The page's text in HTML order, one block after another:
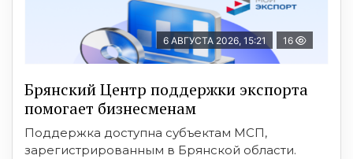
6 АВГУСТА 2026, 15:21 16
Брянский Центр поддержки экспорта
помогает бизнесменам
Поддержка доступна субъектам МСП,
зарегистрированным в Брянской области.